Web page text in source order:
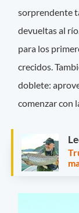
sorprendente
devueltas al
para los
crecidos.
doblete:
comenzar con